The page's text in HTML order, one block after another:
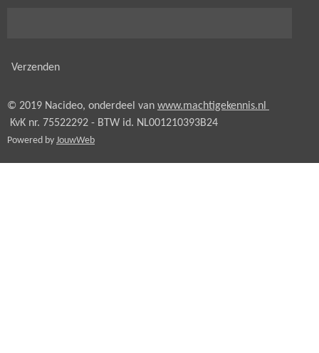
Verzenden
© 2019 Nacideo, onderdeel van www.machtigekennis.nl
KvK nr. 75522292 - BTW id. NL001210393B24
Powered by JouwWeb